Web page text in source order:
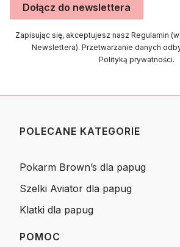
Dołącz do newslettera
Zapisując się, akceptujesz nasz Regulamin
Newslettera). Przetwarzanie danych
Polityką prywatności.
Linki w stopce
POLECANE KATEGORIE
Pokarm Brown’s dla papug
Szelki Aviator dla papug
Klatki dla papug
POMOC